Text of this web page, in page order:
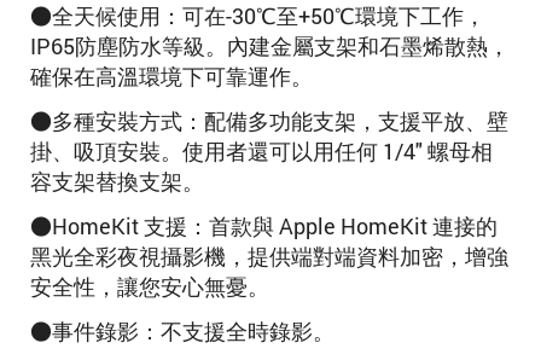
●全天候使用：可在-30℃至+50℃環境下工作，
IP65防塵防水等級。內建金屬支架和石墨烯散熱，
確保在高溫環境下可靠運作。
●多種安裝方式：配備多功能支架，支援平放、壁
掛、吸頂安裝。使用者還可以用任何 1/4" 螺母相
容支架替換支架。
●HomeKit 支援：首款與 Apple HomeKit 連接的
黑光全彩夜視攝影機，提供端對端資料加密，增強
安全性，讓您安心無憂。
●事件錄影：不支援全時錄影。